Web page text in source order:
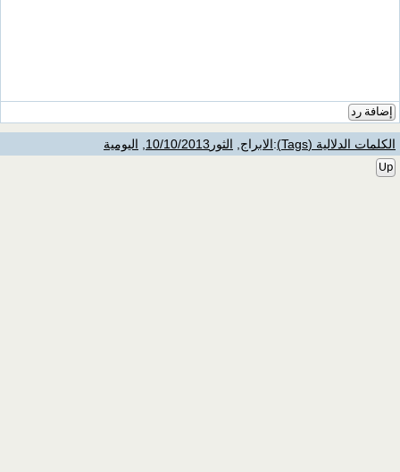
إضافة رد
الكلمات الدلالية (Tags) :الابراج, الثور10/10/2013 , اليومية
Up